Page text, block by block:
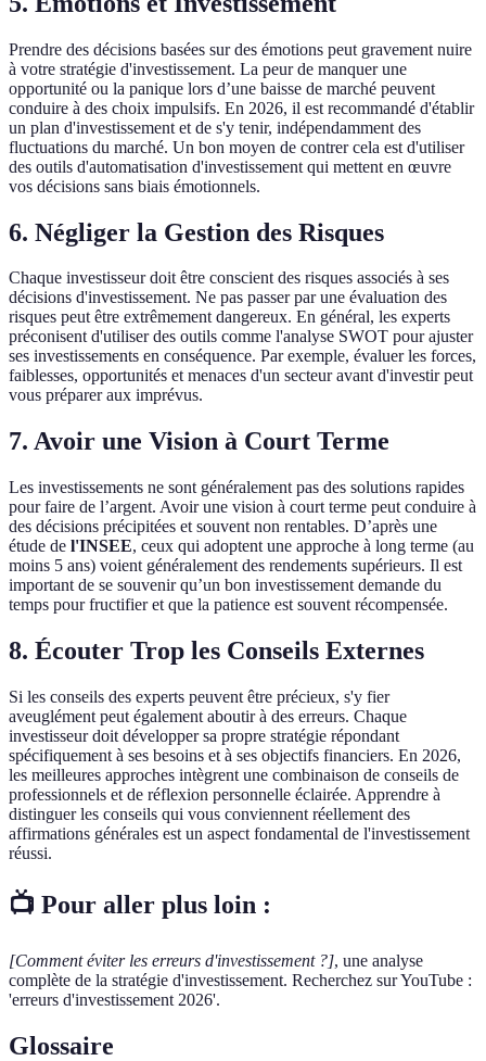
Prendre des décisions basées sur des émotions peut gravement nuire
à votre stratégie d'investissement. La peur de manquer une
opportunité ou la panique lors d’une baisse de marché peuvent
conduire à des choix impulsifs. En 2026, il est recommandé d'établir
un plan d'investissement et de s'y tenir, indépendamment des
fluctuations du marché. Un bon moyen de contrer cela est d'utiliser
des outils d'automatisation d'investissement qui mettent en œuvre
vos décisions sans biais émotionnels.
6. Négliger la Gestion des Risques
Chaque investisseur doit être conscient des risques associés à ses
décisions d'investissement. Ne pas passer par une évaluation des
risques peut être extrêmement dangereux. En général, les experts
préconisent d'utiliser des outils comme l'analyse SWOT pour ajuster
ses investissements en conséquence. Par exemple, évaluer les forces,
faiblesses, opportunités et menaces d'un secteur avant d'investir peut
vous préparer aux imprévus.
7. Avoir une Vision à Court Terme
Les investissements ne sont généralement pas des solutions rapides
pour faire de l’argent. Avoir une vision à court terme peut conduire à
des décisions précipitées et souvent non rentables. D’après une
étude de l'INSEE, ceux qui adoptent une approche à long terme (au
moins 5 ans) voient généralement des rendements supérieurs. Il est
important de se souvenir qu’un bon investissement demande du
temps pour fructifier et que la patience est souvent récompensée.
8. Écouter Trop les Conseils Externes
Si les conseils des experts peuvent être précieux, s'y fier
aveuglément peut également aboutir à des erreurs. Chaque
investisseur doit développer sa propre stratégie répondant
spécifiquement à ses besoins et à ses objectifs financiers. En 2026,
les meilleures approches intègrent une combinaison de conseils de
professionnels et de réflexion personnelle éclairée. Apprendre à
distinguer les conseils qui vous conviennent réellement des
affirmations générales est un aspect fondamental de l'investissement
réussi.
📺 Pour aller plus loin :
[Comment éviter les erreurs d'investissement ?], une analyse
complète de la stratégie d'investissement. Recherchez sur YouTube :
'erreurs d'investissement 2026'.
Glossaire